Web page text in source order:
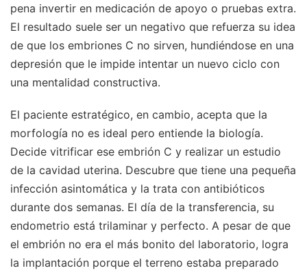
pena invertir en medicación de apoyo o pruebas extra.
El resultado suele ser un negativo que refuerza su idea
de que los embriones C no sirven, hundiéndose en una
depresión que le impide intentar un nuevo ciclo con
una mentalidad constructiva.
El paciente estratégico, en cambio, acepta que la
morfología no es ideal pero entiende la biología.
Decide vitrificar ese embrión C y realizar un estudio
de la cavidad uterina. Descubre que tiene una pequeña
infección asintomática y la trata con antibióticos
durante dos semanas. El día de la transferencia, su
endometrio está trilaminar y perfecto. A pesar de que
el embrión no era el más bonito del laboratorio, logra
la implantación porque el terreno estaba preparado